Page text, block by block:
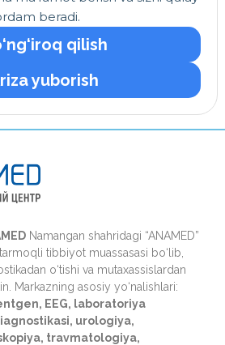
beradi.
qilish
yuborish
Namangan shahridagi “ANAMED”
tibbiyot muassasasi bo‘lib,
o‘tishi va mutaxassislardan
Markazning asosiy yo‘nalishlari:
EEG, laboratoriya
urologiya,
travmatologiya,